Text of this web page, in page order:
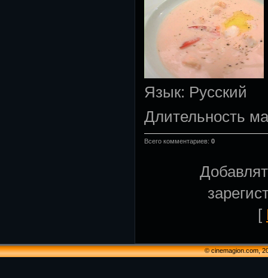
Язык: Русский
Длительность
Всего комментариев: 0
[
© cinemagion.com,